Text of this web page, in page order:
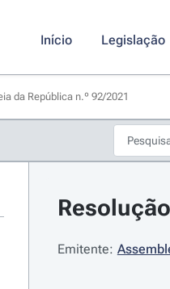
Início Legislação
da República n.º 92/2021
Emitente: